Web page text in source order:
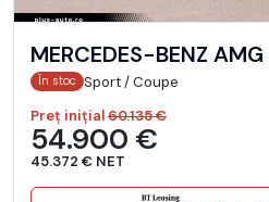
MERCEDES-BENZ
În stoc Sport / Coupe
Preț inițial60.135 €
54.900 €
45.372 € NET